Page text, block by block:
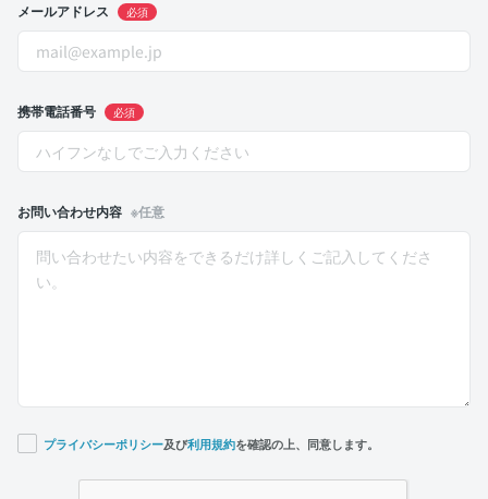
メールアドレス 必須
携帯電話番号 必須
お問い合わせ内容 ※任意
プライバシーポリシー及び利用規約を確認の上、同意します。